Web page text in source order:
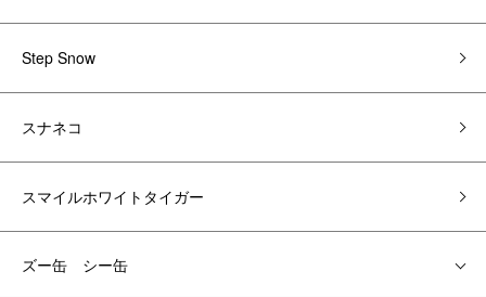
Step Snow
スナネコ
スマイルホワイトタイガー
ズー缶 シー缶